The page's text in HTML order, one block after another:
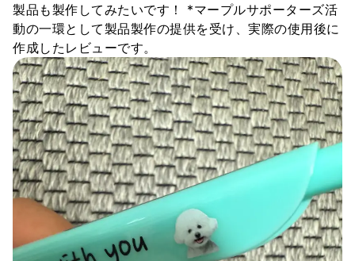
製品も製作してみたいです！ *マープルサポーターズ活
動の一環として製品製作の提供を受け、実際の使用後に
作成したレビューです。
スマホ
リビング
ファブリック
スポーツ
キッズ
ペット
フレーム
トシャツ
ーカー
ップ
アウター パンツ
法被/ロー
ブ
カラー